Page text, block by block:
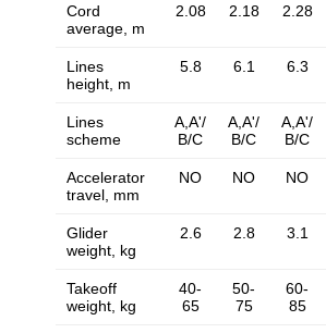
Cord
average, m
2.08 2.18 2.28
Lines
height, m
5.8 6.1 6.3
Lines
scheme
A,A'/
B/C
A,A'/
B/C
A,A'/
B/C
Accelerator
travel, mm
NO NO NO
Glider
weight, kg
2.6 2.8 3.1
Takeoff
weight, kg
40-
65
50-
75
60-
85